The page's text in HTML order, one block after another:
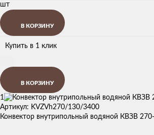
шт
В КОРЗИНУ
Купить в 1 клик
В КОРЗИНУ
1
Артикул: KVZVh270/130/3400
Конвектор внутрипольный водяной КВЗВ